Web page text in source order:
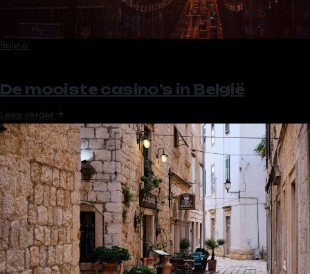
België
De mooiste casino’s in België
Lees verder